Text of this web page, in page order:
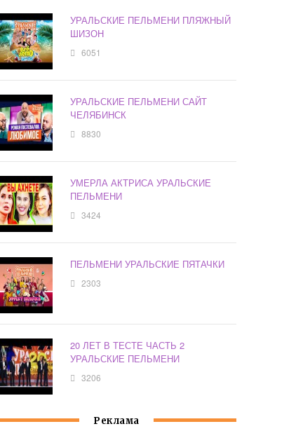
УРАЛЬСКИЕ ПЕЛЬМЕНИ ПЛЯЖНЫЙ
ШИЗОН
6051
УРАЛЬСКИЕ ПЕЛЬМЕНИ САЙТ
ЧЕЛЯБИНСК
8830
УМЕРЛА АКТРИСА УРАЛЬСКИЕ
ПЕЛЬМЕНИ
3424
ПЕЛЬМЕНИ УРАЛЬСКИЕ ПЯТАЧКИ
2303
20 ЛЕТ В ТЕСТЕ ЧАСТЬ 2
УРАЛЬСКИЕ ПЕЛЬМЕНИ
3206
Реклама